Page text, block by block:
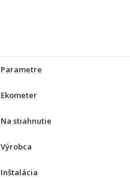
Parametre
Ekometer
Na stiahnutie
Výrobca
Inštalácia